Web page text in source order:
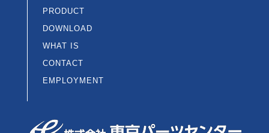
PRODUCT
DOWNLOAD
WHAT IS
CONTACT
EMPLOYMENT